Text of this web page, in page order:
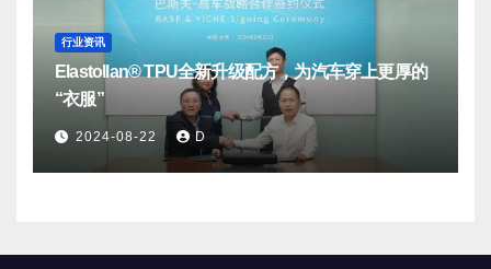
行业资讯
Elastollan® TPU全新升级配方，为汽车穿上更厚的
“衣服”
2024-08-22 D